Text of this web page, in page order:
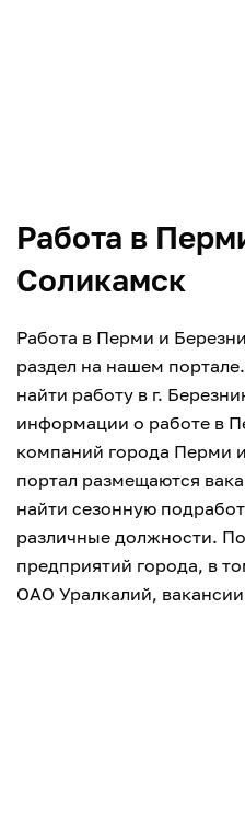
Работа в
Соликамск
Работа в Перми и
раздел на нашем
найти работу в г.
информации о работе в
компаний города Перми
портал размещаются
найти сезонную
различные должности.
предприятий города, в
ОАО Уралкалий,